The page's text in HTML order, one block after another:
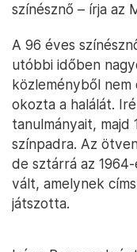
színésznő – írja az
A 96 éves
utóbbi időben
közleményből
okozta a halálát.
tanulmányait,
színpadra. Az
de sztárrá az
vált, amelynek
játszotta.